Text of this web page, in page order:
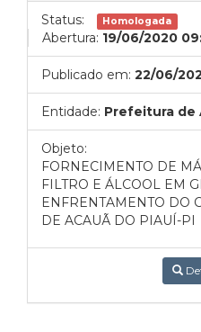
Status: Homologada
Abertura: 19/06/2020
Publicado em: 22/06/
Entidade: Prefeitura de
Objeto:
FORNECIMENTO DE
FILTRO E ÁLCOOL EM
ENFRENTAMENTO DO
DE ACAUÃ DO PIAUÍ-PI